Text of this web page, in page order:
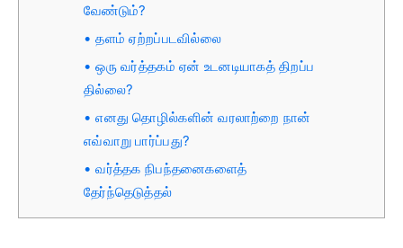
வேண்டும்?
தளம் ஏற்றப்படவில்லை
ஒரு வர்த்தகம் ஏன் உடனடியாகத் திறப்ப
தில்லை?
எனது தொழில்களின் வரலாற்றை நான்
எவ்வாறு பார்ப்பது?
வர்த்தக நிபந்தனைகளைத்
தேர்ந்தெடுத்தல்